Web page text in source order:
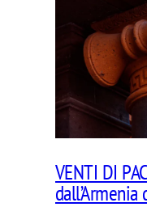
VENTI DI